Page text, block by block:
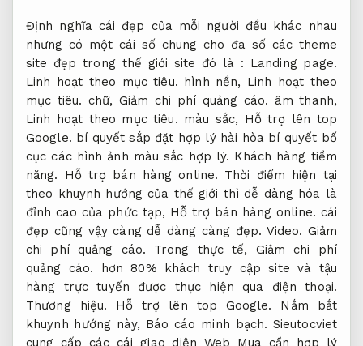
Định nghĩa cái đẹp của mỗi người đều khác nhau
nhưng có một cái số chung cho đa số các theme
site đẹp trong thế giới site đó là : Landing page.
Linh hoạt theo mục tiêu. hình nền, Linh hoạt theo
mục tiêu. chữ, Giảm chi phí quảng cáo. âm thanh,
Linh hoạt theo mục tiêu. màu sắc, Hỗ trợ lên top
Google. bí quyết sắp đặt hợp lý hài hòa bí quyết bố
cục các hình ảnh màu sắc hợp lý. Khách hàng tiềm
năng.
Hỗ trợ bán hàng online. Thời điểm hiện tại
theo khuynh hướng của thế giới thì dễ dàng hóa là
đỉnh cao của phức tạp, Hỗ trợ bán hàng online. cái
đẹp cũng vậy càng dễ dàng càng đẹp. Video. Giảm
chi phí quảng cáo. Trong thực tế, Giảm chi phí
quảng cáo. hơn 80% khách truy cập site và tậu
hàng trực tuyến được thực hiện qua điện thoại.
Thương hiệu.
Hỗ trợ lên top Google. Nắm bắt
khuynh hướng này, Báo cáo minh bạch. Sieutocviet
cung cấp các cái giao diện Web Mua cần hợp lý